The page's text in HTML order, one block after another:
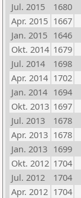
Jul. 2015
1680
Apr. 2015 1667
Jan. 2015 1646
Okt. 2014 1679
Jul. 2014
1698
Apr. 2014 1702
Jan. 2014 1694
Okt. 2013 1697
Jul. 2013
1678
Apr. 2013 1678
Jan. 2013 1699
Okt. 2012 1704
Jul. 2012
1704
Apr. 2012 1704